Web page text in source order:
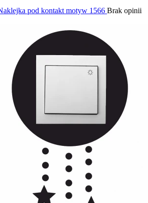
pod kontakt motyw 1566 Brak opinii